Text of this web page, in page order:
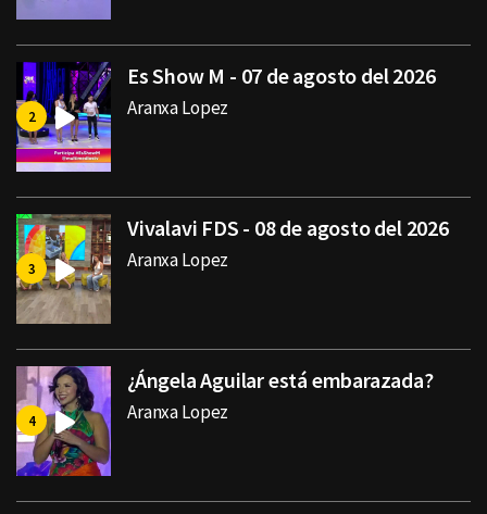
Es Show M - 07 de agosto del 2026
Aranxa Lopez
Vivalavi FDS - 08 de agosto del 2026
Aranxa Lopez
¿Ángela Aguilar está embarazada?
Aranxa Lopez